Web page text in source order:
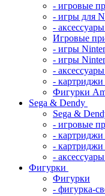
- игровые
- игры для
-
Игровые
- игры
- игры
-
- картриджи
Фигурки
Sega & Dendy
Sega &
- игровые
- картриджи
-
-
Фигурки
Фигурки
- фигурка-